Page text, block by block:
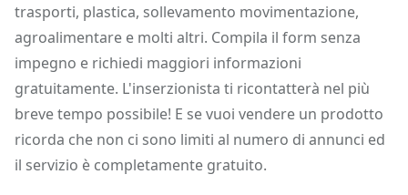
trasporti, plastica, sollevamento movimentazione,
agroalimentare e molti altri. Compila il form senza
impegno e richiedi maggiori informazioni
gratuitamente. L'inserzionista ti ricontatterà nel più
breve tempo possibile! E se vuoi vendere un prodotto
ricorda che non ci sono limiti al numero di annunci ed
il servizio è completamente gratuito.